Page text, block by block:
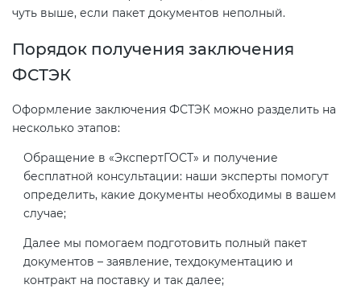
чуть выше, если пакет документов неполный.
Порядок получения заключения
ФСТЭК
Оформление заключения ФСТЭК можно разделить на
несколько этапов:
Обращение в «ЭкспертГОСТ» и получение
бесплатной консультации: наши эксперты помогут
определить, какие документы необходимы в вашем
случае;
Далее мы помогаем подготовить полный пакет
документов – заявление, техдокументацию и
контракт на поставку и так далее;